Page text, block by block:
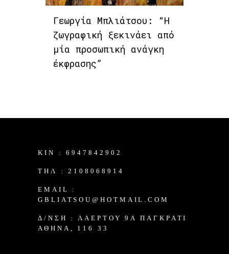
Γεωργία Μπλιάτσου: “Η
ζωγραφική ξεκινάει από
μία προσωπική ανάγκη
έκφρασης”
KIN :6947842902
TΗΛ :2108068914
EMAIL :
GBLIATSOU@HOTMAIL.COM
Δ/ΝΣΗ :ΛΑΈΡΤΟΥ 9Α ΠΑΓΚΡΆΤΙ
ΑΘΉΝΑ, 116 33